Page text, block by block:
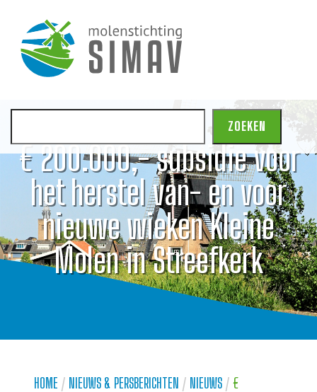
ZOEKEN
€ 200.000,- subsidie voor
het herstel van- en voor
nieuwe wieken Kleine
Molen in Streefkerk
HOME / NIEUWS & PERSBERICHTEN / NIEUWS / €